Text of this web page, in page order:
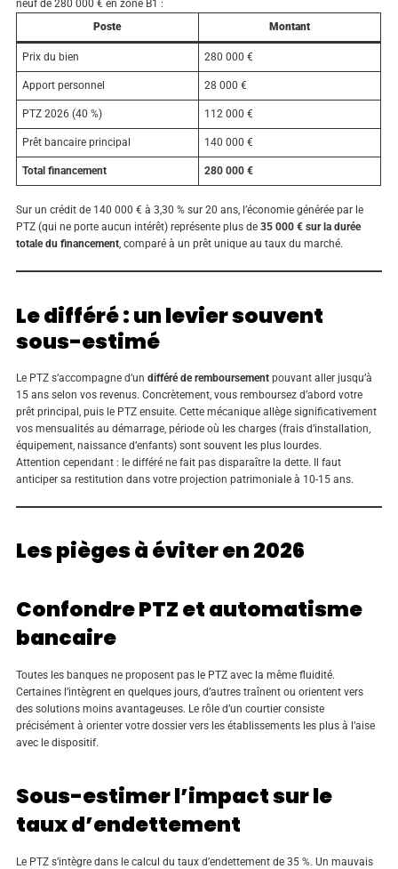
neuf de 280 000 € en zone B1 :
Poste
Montant
Prix du bien 280 000 €
Apport personnel 28 000 €
PTZ 2026 (40 %) 112 000 €
Prêt bancaire principal 140 000 €
Total financement 280 000 €
Sur un crédit de 140 000 € à 3,30 % sur 20 ans, l’économie générée par le
PTZ (qui ne porte aucun intérêt) représente plus de35 000 € sur la durée
totale du financement, comparé à un prêt unique au taux du marché.
Le différé : un levier souvent
sous-estimé
Le PTZ s’accompagne d’undifféré de remboursement pouvant aller jusqu’à
15 ans selon vos revenus. Concrètement, vous remboursez d’abord votre
prêt principal, puis le PTZ ensuite. Cette mécanique allège significativement
vos mensualités au démarrage, période où les charges (frais d’installation,
équipement, naissance d’enfants) sont souvent les plus lourdes.
Attention cependant : le différé ne fait pas disparaître la dette. Il faut
anticiper sa restitution dans votre projection patrimoniale à 10-15 ans.
Les pièges à éviter en 2026
Confondre PTZ et automatisme
bancaire
Toutes les banques ne proposent pas le PTZ avec la même fluidité.
Certaines l’intègrent en quelques jours, d’autres traînent ou orientent vers
des solutions moins avantageuses. Le rôle d’un courtier consiste
précisément à orienter votre dossier vers les établissements les plus à l’aise
avec le dispositif.
Sous-estimer l’impact sur le
taux d’endettement
Le PTZ s’intègre dans le calcul du taux d’endettement de 35 %. Un mauvais